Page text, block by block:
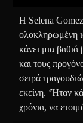
Η Selena
ολοκληρωμένη
κάνει μια βαθιά
και τους
σειρά
εκείνη. ‘Ήταν
χρόνια, να